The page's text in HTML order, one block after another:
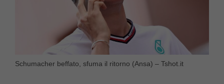
Schumacher beffato, sfuma il ritorno (Ansa) – Tshot.it